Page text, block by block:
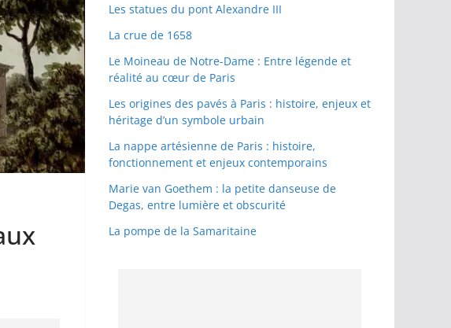
Les statues du pont Alexandre III
La crue de 1658
Le Moineau de Notre-Dame : Entre légende et
réalité au cœur de Paris
Les origines des pavés à Paris : histoire, enjeux et
héritage d’un symbole urbain
La nappe artésienne de Paris : histoire,
fonctionnement et enjeux contemporains
Marie van Goethem : la petite danseuse de
Degas, entre lumière et obscurité
La pompe de la Samaritaine